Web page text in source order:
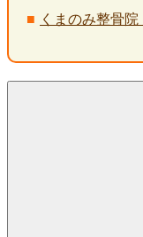
くまのみ整骨